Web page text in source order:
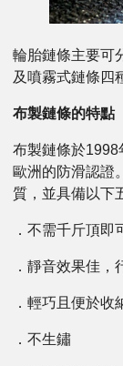
輪胎鏈條主要可
及噴霧式鏈條四
布製鏈條的特點
布製鏈條於
歐洲的防滑認證
質，並具備以下
．不需千斤頂即
．靜音效果佳
．輕巧且便於收
．不生鏽